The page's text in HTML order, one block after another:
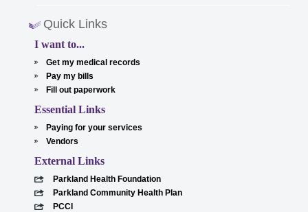
Quick Links
I want to...
Get my medical records
Pay my bills
Fill out paperwork
Essential Links
Paying for your services
Vendors
External Links
Parkland Health Foundation
Parkland Community Health Plan
PCCI